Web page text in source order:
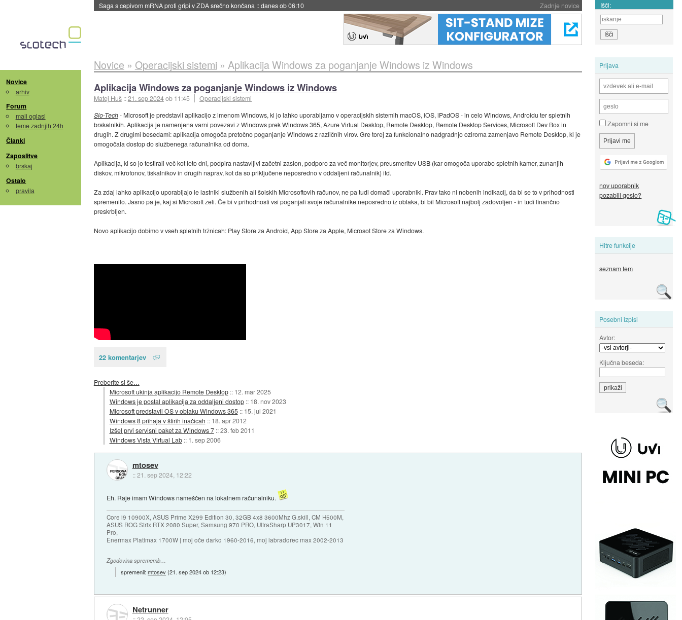
Zadnje novice
BMW v vozilih začel predvajati reklame::danes ob 06:09 Išči:
Novice
arhiv
Forum
mali oglasi
teme zadnjih 24h
Članki
Zaposlitve
brskaj
Ostalo
pravila
Prijava
Zapomni si me
nov uporabnik
pozabili geslo?
Hitre funkcije
seznam tem
Posebni izpisi
Avtor:
Ključna beseda:
Novice » Operacijski sistemi » Aplikacija Windows za poganjanje Windows iz Windows
Aplikacija Windows za poganjanje Windows iz Windows
Matej Huš ::21. sep 2024ob 11:45
Operacijski sistemi
Slo-Tech- Microsoft je predstavil aplikacijo z imenom Windows, ki jo lahko uporabljamo v operacijskih sistemih macOS, iOS, iPadOS - in celo Windows, Androidu ter spletnih
brskalnikih. Aplikacija je namenjena varni povezavi z Windows prek Windows 365, Azure Virtual Desktop, Remote Desktop, Remote Desktop Services, Microsoft Dev Box in
drugih. Z drugimi besedami: aplikacija omogoča pretočno poganjanje Windows z različnih virov. Gre torej za funkcionalno nadgradnjo oziroma zamenjavo Remote Desktop, ki je
omogočala dostop do službenega računalnika od doma.
Aplikacija, ki so jo testirali več kot leto dni, podpira nastavljivi začetni zaslon, podporo za več monitorjev, preusmeritev USB (kar omogoča uporabo spletnih kamer, zunanjih
diskov, mikrofonov, tiskalnikov in drugih naprav, kot da so priključene neposredno v oddaljeni računalnik) itd.
Za zdaj lahko aplikacijo uporabljajo le lastniki službenih ali šolskih Microsoftovih računov, ne pa tudi domači uporabniki. Prav tako ni nobenih indikacij, da bi se to v prihodnosti
spremenilo. Jasno pa je, kaj si Microsoft želi. Če bi v prihodnosti vsi poganjali svoje računalnike neposredno iz oblaka, bi bil Microsoft najbolj zadovoljen - in tudi finančno
preskrbljen.
Novo aplikacijo dobimo v vseh spletnih tržnicah: Play Store za Android, App Store za Apple, Microsot Store za Windows.
22 komentarjev
Preberite si še…
Microsoft ukinja aplikacijo Remote Desktop :: 12. mar 2025
Windows je postal aplikacija za oddaljeni dostop :: 18. nov 2023
Microsoft predstavil OS v oblaku Windows 365 :: 15. jul 2021
Windows 8 prihaja v štirih inačicah :: 18. apr 2012
Izšel prvi servisni paket za Windows 7 ::23. feb 2011
Windows Vista Virtual Lab :: 1. sep 2006
mtosev
::21. sep 2024, 12:22
Eh. Raje imam Windows nameščen na lokalnem računalniku.
Core i9 10900X, ASUS Prime X299 Edition 30, 32GB 4x8 3600Mhz G.skill, CM H500M,
ASUS ROG Strix RTX 2080 Super, Samsung 970 PRO, UltraSharp UP3017, Win 11
Pro,
Enermax Platimax 1700W | moj oče darko 1960-2016, moj labradorec max 2002-2013
Zgodovina sprememb…
spremenil:mtosev(21. sep 2024 ob 12:23)
Netrunner